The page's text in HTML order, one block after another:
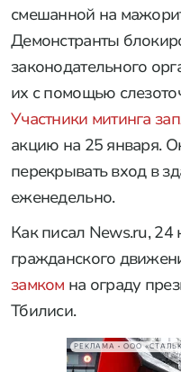
смешанной на
Демонстранты
законодательного
их с помощью
Участники митинга
акцию на 25 января.
перекрывать вход в
еженедельно.
Как писал News.ru, 24
гражданского
замком на ограду
Тбилиси.
РЕКЛАМА • ООО